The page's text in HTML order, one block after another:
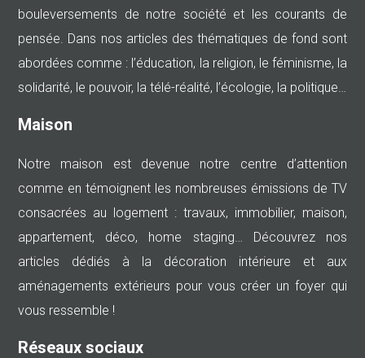
bouleversements de notre société et les courants de
pensée. Dans nos articles des thématiques de fond sont
abordées comme : l’éducation, la religion, le féminisme, la
solidarité, le pouvoir, la télé-réalité, l’écologie, la politique…
Maison
Notre maison est devenue notre centre d’attention
comme en témoignent les nombreuses émissions de TV
consacrées au logement : travaux, immobilier, maison,
appartement, déco, home staging… Découvrez nos
articles dédiés à la décoration intérieure et aux
aménagements extérieurs pour vous créer un foyer qui
vous ressemble !
Réseaux sociaux